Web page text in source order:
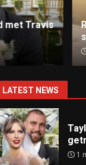
Ray J klaagt Kim
sekstape
9 months ago
LATEST NEWS
1